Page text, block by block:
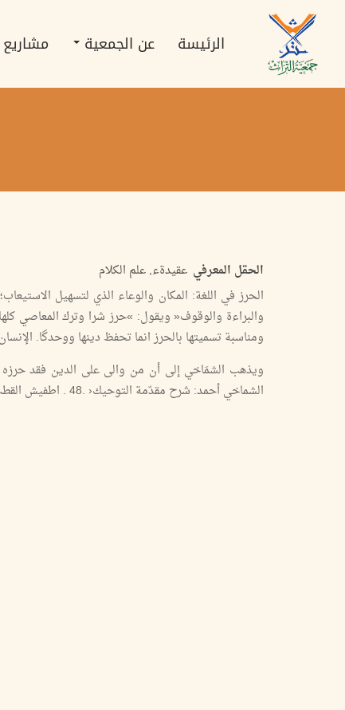
الرئيسي navigation
الرئيسة عن الجمعية
الحقل المعرفي عقيدةء, علم الكلام
الحرز في اللغة: المكان والوعاء الذي لتسهيل
والبراءة والوقوف« ويقول: »حرز شرا وترك المعاصي
ومناسبة تسميتها بالحرز انما تحفظ دینها ووحدگا.
الشماخي أحمد: شرح مقدّمة التوحيك‹ .48 . اطفيش القطب: شرح عقيدة التوحيكء .190-192 . الخليلي أحمد: شرح غاية المراتء